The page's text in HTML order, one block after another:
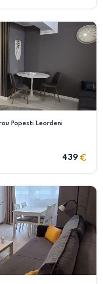
Popesti Leordeni
439